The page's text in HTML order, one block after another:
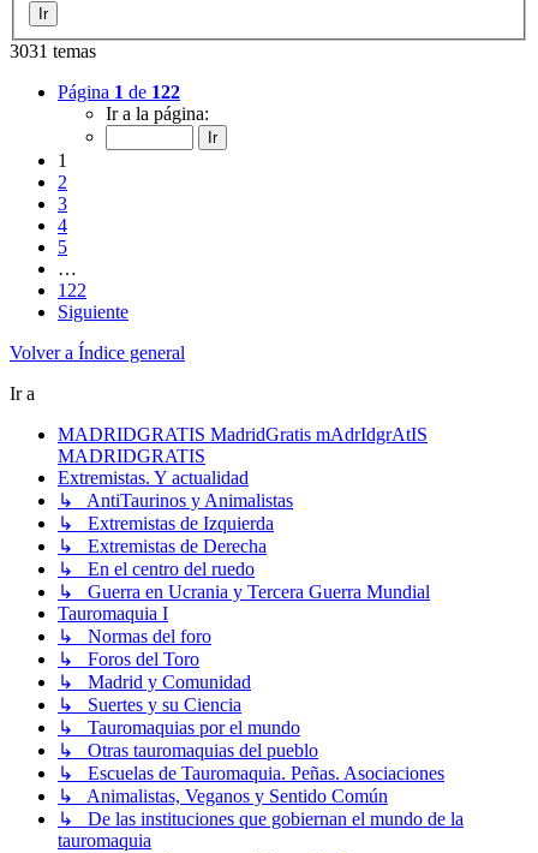
3031 temas
Página 1 de 122
Ir a la página:
1
2
3
4
5
…
122
Siguiente
Volver a Índice general
Ir a
MADRIDGRATIS MadridGratis mAdrIdgrAtIS
MADRIDGRATIS
Extremistas. Y actualidad
↳ AntiTaurinos y Animalistas
↳ Extremistas de Izquierda
↳ Extremistas de Derecha
↳ En el centro del ruedo
↳ Guerra en Ucrania y Tercera Guerra Mundial
Tauromaquia I
↳ Normas del foro
↳ Foros del Toro
↳ Madrid y Comunidad
↳ Suertes y su Ciencia
↳ Tauromaquias por el mundo
↳ Otras tauromaquias del pueblo
↳ Escuelas de Tauromaquia. Peñas. Asociaciones
↳ Animalistas, Veganos y Sentido Común
↳ De las instituciones que gobiernan el mundo de la
tauromaquia